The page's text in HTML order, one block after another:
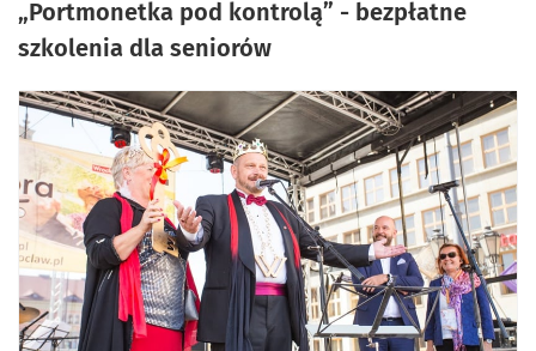
„Portmonetka pod kontrolą” - bezpłatne
szkolenia dla seniorów